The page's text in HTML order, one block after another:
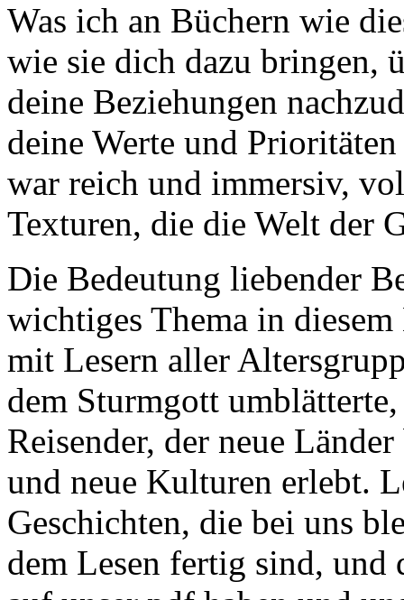
Was ich an Büchern wie
wie sie dich dazu bringen,
deine Beziehungen
deine Werte und
war reich und immersiv,
Texturen, die die Welt der
Die Bedeutung liebender
wichtiges Thema in
mit Lesern aller
dem Sturmgott
Reisender, der neue
und neue Kulturen erlebt.
Geschichten, die bei uns
dem Lesen fertig sind, und